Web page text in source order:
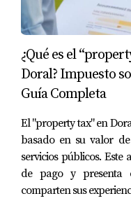
Preguntas
¿Qué es un
Es un documento que
condo y cualquier
¿Por qué es
Te ayuda a entender
reserva y prever
¿Qué debo hacer
¿Qué es el
Doral? Impuesto
Guía Completa
El "property tax" en
basado en su valor
servicios públicos.
de pago y presenta
comparten sus